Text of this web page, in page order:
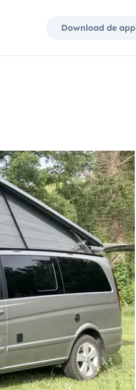
Download de app